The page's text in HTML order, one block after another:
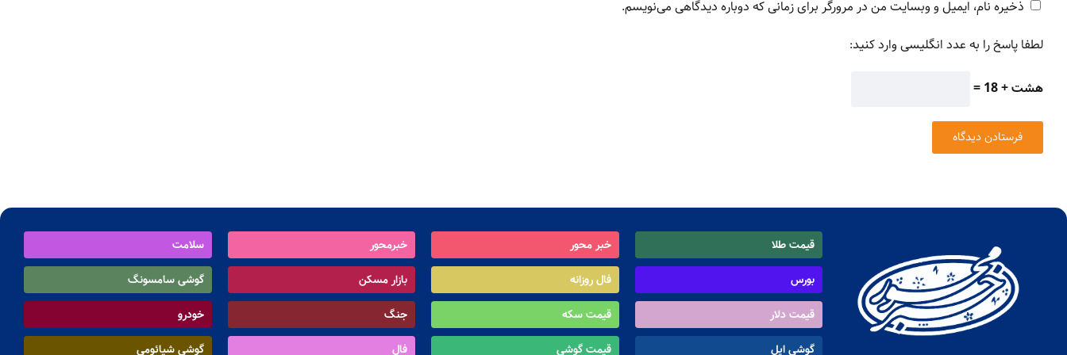
ذخیره نام، ایمیل و وبسایت من در مرورگر برای زمانی که دوباره دیدگاهی می‌نویسم.
لطفا پاسخ را به عدد انگلیسی وارد کنید:
هشت + 18 =
قیمت طلا خبر محور خبرمحور
سلامت
بورس
فال روزانه بازار مسکن
گوشی سامسونگ
قیمت دلار
قیمت سکه جنگ
خودرو
گوشی اپل
قیمت گوشی فال گوشی شیائومی